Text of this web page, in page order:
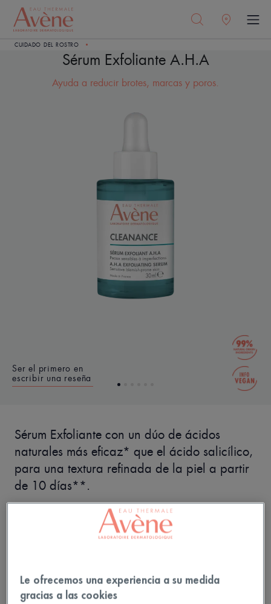
CUIDADO DEL ROSTRO
Sérum Exfoliante A.H.A
Ayuda a reducir brotes, marcas y poros.
Ser el primero en
escribir una reseña
Sérum Exfoliante con un dúo de ácidos
naturales más eficaz* que el ácido salicílico,
para una textura refinada de la piel a partir
de 10 días**.
Mejora la textura de piel a partir de 10 días**.
Frasco de pipeta 30
Le ofrecemos una experiencia a su medida
gracias a las cookies